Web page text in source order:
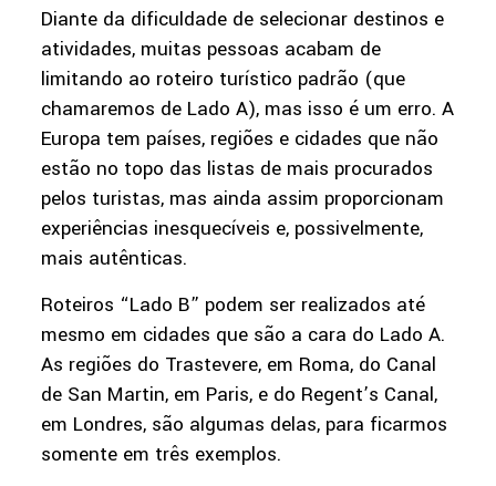
Diante da dificuldade de selecionar destinos e
atividades, muitas pessoas acabam de
limitando ao roteiro turístico padrão (que
chamaremos de Lado A), mas isso é um erro. A
Europa tem países, regiões e cidades que não
estão no topo das listas de mais procurados
pelos turistas, mas ainda assim proporcionam
experiências inesquecíveis e, possivelmente,
mais autênticas.
Roteiros “Lado B” podem ser realizados até
mesmo em cidades que são a cara do Lado A.
As regiões do Trastevere, em Roma, do Canal
de San Martin, em Paris, e do Regent’s Canal,
em Londres, são algumas delas, para ficarmos
somente em três exemplos.